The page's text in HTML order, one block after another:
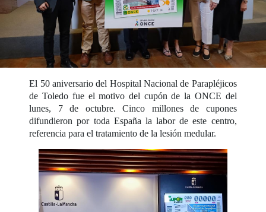
El 50 aniversario del Hospital Nacional de Parapléjicos
de Toledo fue el motivo del cupón de la ONCE del
lunes, 7 de octubre. Cinco millones de cupones
difundieron por toda España la labor de este centro,
referencia para el tratamiento de la lesión medular.